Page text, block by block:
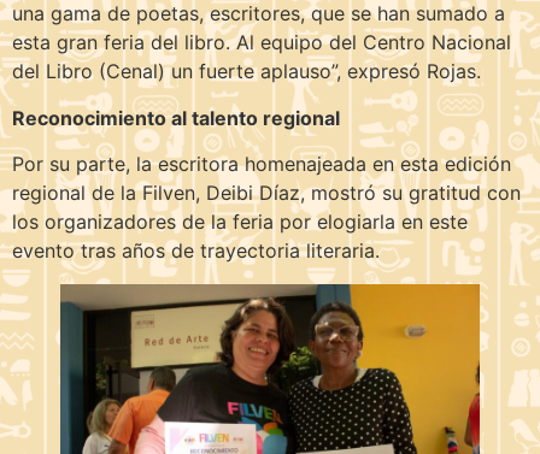
una gama de poetas, escritores, que se han sumado a
esta gran feria del libro. Al equipo del Centro Nacional
del Libro (Cenal) un fuerte aplauso”, expresó Rojas.
Reconocimiento al talento regional
Por su parte, la escritora homenajeada en esta edición
regional de la Filven, Deibi Díaz, mostró su gratitud con
los organizadores de la feria por elogiarla en este
evento tras años de trayectoria literaria.